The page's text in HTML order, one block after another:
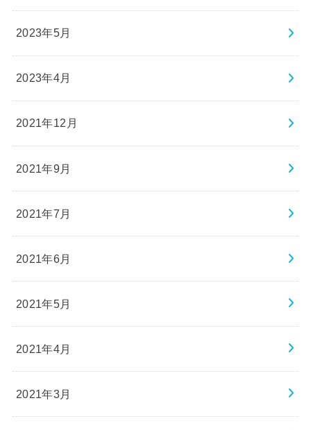
2023年5月
2023年4月
2021年12月
2021年9月
2021年7月
2021年6月
2021年5月
2021年4月
2021年3月